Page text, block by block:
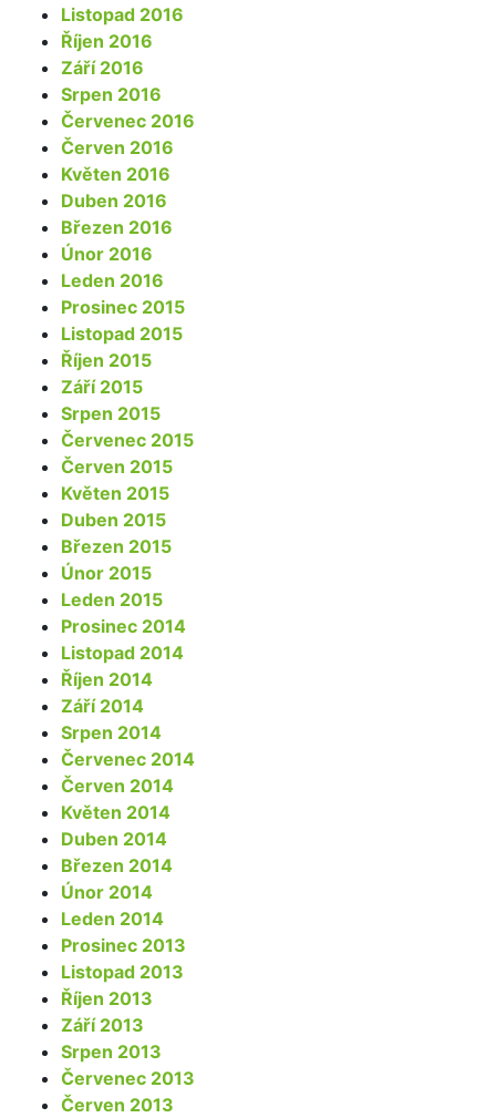
Listopad 2016
Říjen 2016
Září 2016
Srpen 2016
Červenec 2016
Červen 2016
Květen 2016
Duben 2016
Březen 2016
Únor 2016
Leden 2016
Prosinec 2015
Listopad 2015
Říjen 2015
Září 2015
Srpen 2015
Červenec 2015
Červen 2015
Květen 2015
Duben 2015
Březen 2015
Únor 2015
Leden 2015
Prosinec 2014
Listopad 2014
Říjen 2014
Září 2014
Srpen 2014
Červenec 2014
Červen 2014
Květen 2014
Duben 2014
Březen 2014
Únor 2014
Leden 2014
Prosinec 2013
Listopad 2013
Říjen 2013
Září 2013
Srpen 2013
Červenec 2013
Červen 2013